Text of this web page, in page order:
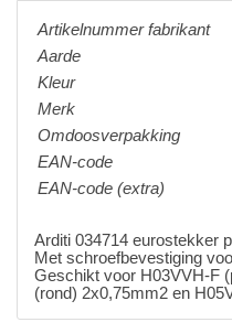
Artikelnummer fabrikant
Aarde
Kleur
Merk
Omdoosverpakking
EAN-code
EAN-code (extra)
Arditi 034714 eurostekker
Met schroefbevestiging
Geschikt voor H03VVH-F
(rond) 2x0,75mm2 en